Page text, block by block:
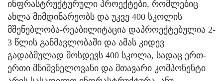
ინფრასტრუქტურული პროექტები, რომლებიც
ახლა მიმდინარეობს და უკვე 400 სკოლის
მშენებლობა-რეაბილიტაცია დაპროექტებულია 2-
3 წლის განმავლობაში და ამას კიდევ
გადაბმულად მოსდევს 400 სკოლა, სადაც ერთ-
ერთი მნიშვნელოვანი და მთავარი კომპონენტი